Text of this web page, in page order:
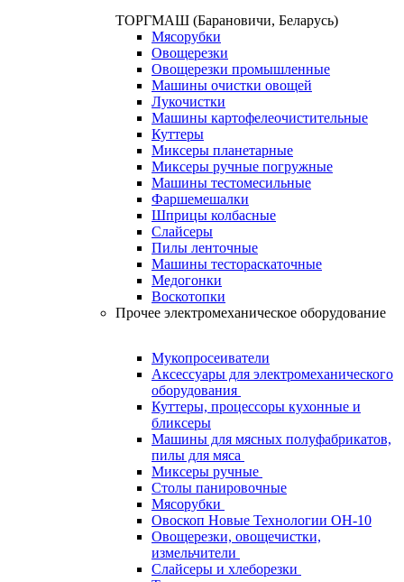
ТОРГМАШ (Барановичи, Беларусь)
Мясорубки
Овощерезки
Овощерезки промышленные
Машины очистки овощей
Лукочистки
Машины картофелеочистительные
Куттеры
Миксеры планетарные
Миксеры ручные погружные
Машины тестомесильные
Фаршемешалки
Шприцы колбасные
Слайсеры
Пилы ленточные
Машины тестораскаточные
Медогонки
Воскотопки
Прочее электромеханическое оборудование
Мукопросеиватели
Аксессуары для электромеханического
оборудования
Куттеры, процессоры кухонные и
бликсеры
Машины для мясных полуфабрикатов,
пилы для мяса
Миксеры ручные
Столы панировочные
Мясорубки
Овоскоп Новые Технологии ОН-10
Овощерезки, овощечистки,
измельчители
Слайсеры и хлеборезки